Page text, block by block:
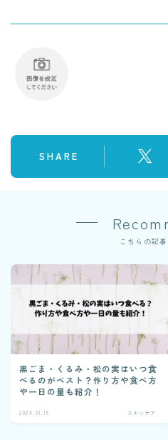
SHARE
こちらの記
黒ごま・くるみ・松の実はいつ食
べるのがベスト？作り方や食べ方
や一日の量も紹介！
2024.01.15 スキンケア